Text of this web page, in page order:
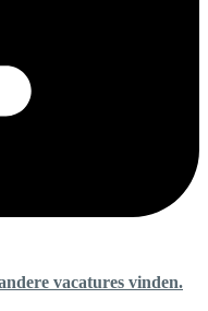
vacatures vinden.